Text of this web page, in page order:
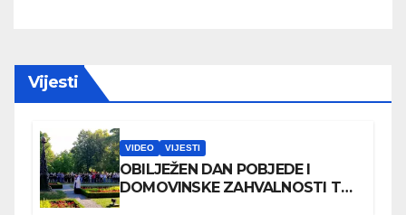
Vijesti
VIDEO VIJESTI
OBILJEŽEN DAN POBJEDE I
DOMOVINSKE ZAHVALNOSTI TE